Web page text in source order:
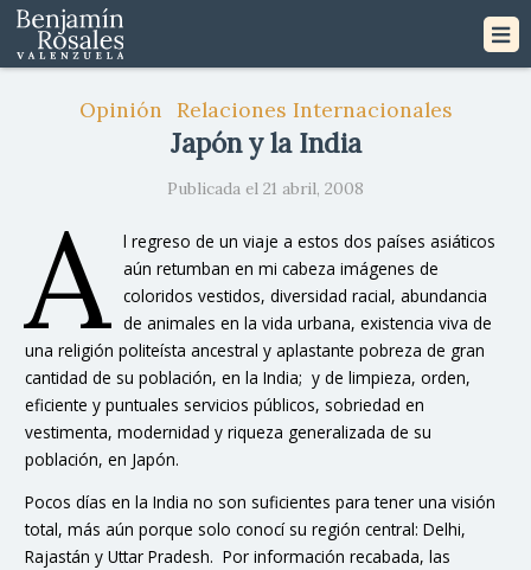
Opinión Relaciones Internacionales
Japón y la India
Publicada el 21 abril, 2008
A
l regreso de un viaje a estos dos países asiáticos
aún retumban en mi cabeza imágenes de
coloridos vestidos, diversidad racial, abundancia
de animales en la vida urbana, existencia viva de
una religión politeísta ancestral y aplastante pobreza de gran
cantidad de su población, en la India; y de limpieza, orden,
eficiente y puntuales servicios públicos, sobriedad en
vestimenta, modernidad y riqueza generalizada de su
población, en Japón.
Pocos días en la India no son suficientes para tener una visión
total, más aún porque solo conocí su región central: Delhi,
Rajastán y Uttar Pradesh. Por información recabada, las